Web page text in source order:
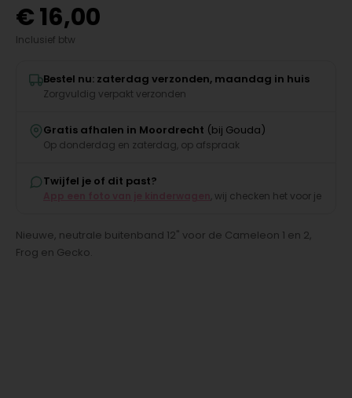
€16,00
Inclusief btw
Bestel nu: zaterdag verzonden, maandag in huis
Zorgvuldig verpakt verzonden
Gratis afhalen in Moordrecht (bij Gouda)
Op donderdag en zaterdag, op afspraak
Twijfel je of dit past?
, wij checken het voor je
Nieuwe, neutrale buitenband 12" voor de Cameleon 1 en 2,
Frog en Gecko.